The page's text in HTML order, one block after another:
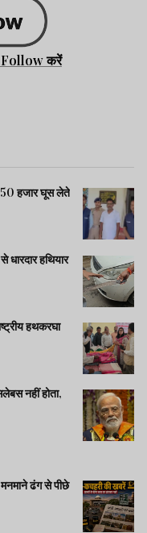
Follow करें
50 हजार घूस लेते
हथियार
हथकरघा
नहीं होता,
ढंग से पीछे